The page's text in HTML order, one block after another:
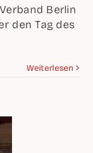
Ber­lin
den Tag des
Wei­ter­le­sen